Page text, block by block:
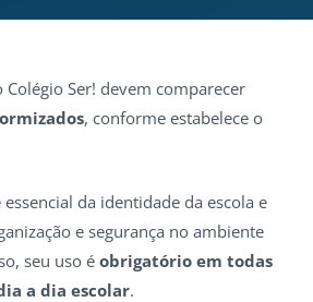
Ser! devem comparecer
, conforme estabelece o
da identidade da escola e
e segurança no ambiente
seu uso é obrigatório em todas
a dia escolar.